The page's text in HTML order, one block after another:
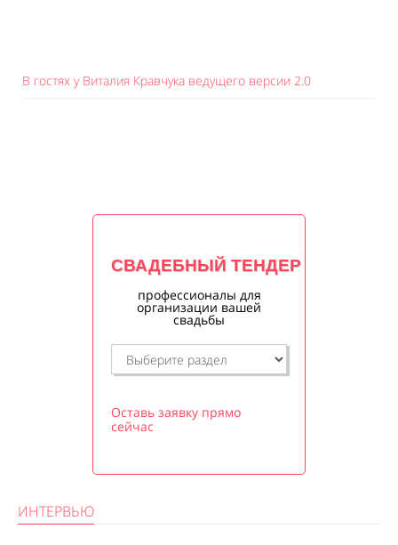
В гостях у Виталия Кравчука ведущего версии 2.0
СВАДЕБНЫЙ ТЕНДЕР
профессионалы для
организации вашей
свадьбы
Оставь заявку прямо
сейчас
ИНТЕРВЬЮ